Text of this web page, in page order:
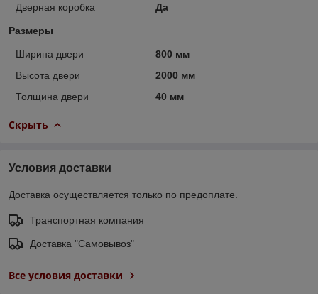
Дверная коробка
Да
Размеры
Ширина двери
800 мм
Высота двери
2000 мм
Толщина двери
40 мм
Скрыть
Условия доставки
Доставка осуществляется только по предоплате.
Транспортная компания
Доставка "Самовывоз"
Все условия доставки